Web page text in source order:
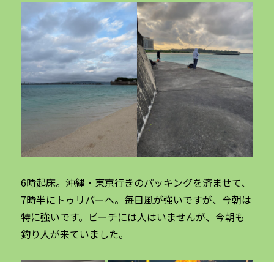
6時起床。沖縄・東京行きのパッキングを済ませて、
7時半にトゥリバーへ。毎日風が強いですが、今朝は
特に強いです。ビーチには人はいませんが、今朝も
釣り人が来ていました。